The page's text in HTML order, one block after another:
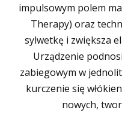
impulsowym polem
Therapy) oraz
sylwetkę i zwiększa
Urządzenie
zabiegowym w
kurczenie się
nowych,